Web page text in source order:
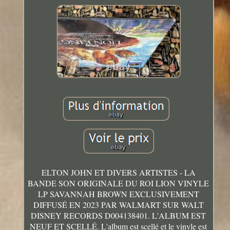
ELTON JOHN ET DIVERS ARTISTES - LA
BANDE SON ORIGINALE DU ROI LION VINYLE
LP SAVANNAH BROWN EXCLUSIVEMENT
DIFFUSÉ EN 2023 PAR WALMART SUR WALT
DISNEY RECORDS D004138401. L'ALBUM EST
NEUF ET SCELLÉ. L'album est scellé et le vinyle est